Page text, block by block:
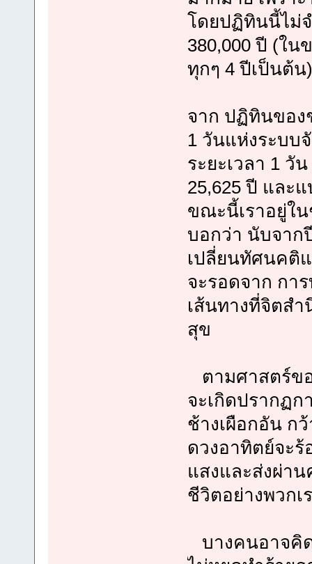
โดยปฏิทินนี้ไม่จ
380,000 ปี (ใน
ทุกๆ 4 ปีเป็นต้น)
จาก ปฏิทินของ
1 วันแห่งระบบ
ระยะเวลา 1 วั
25,625 ปี และ
ขณะนี้เราอยู่ใ
บอกว่า นับจาก
เปลี่ยนทัศนคติ
จะรอดจาก กา
เส้นทางที่จิตส
สุข
ตามศาสตร์ข
จะเกิดปรากฏ
ช้างเผือกอัน ก
ดวงอาทิตย์จะร้
แสงและส่งผ่า
ชีวิตอย่างพวก
บางคนอาจคิ